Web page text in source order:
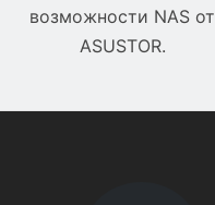
возможности NAS от
ASUSTOR.